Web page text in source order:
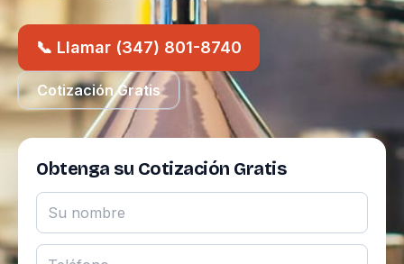
📞 Llamar (347) 801-8740
Cotización Gratis
Obtenga su Cotización Gratis